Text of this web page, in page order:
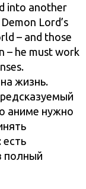
into another
Lord’s
– and those
– he must work
жизнь.
аниме нужно
полный